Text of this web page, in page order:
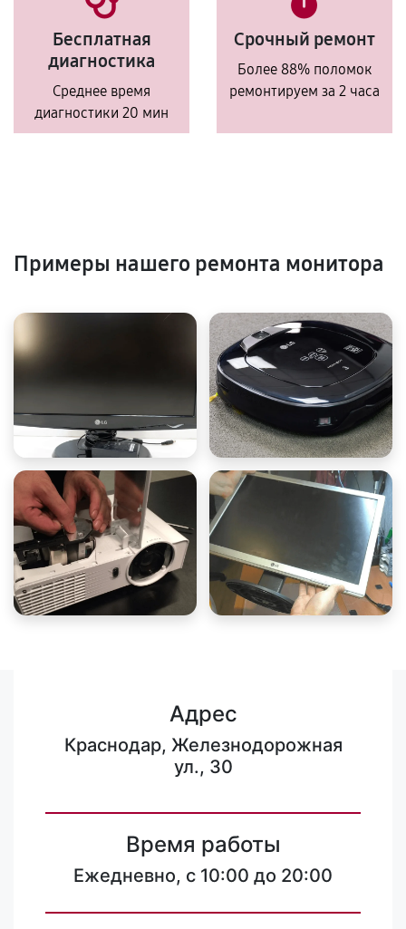
Бесплатная
диагностика
Среднее время
диагностики 20 мин
Срочный ремонт
Более 88% поломок
ремонтируем за 2 часа
Примеры нашего ремонта монитора
Адрес
Краснодар, Железнодорожная
ул., 30
Время работы
Ежедневно, с 10:00 до 20:00